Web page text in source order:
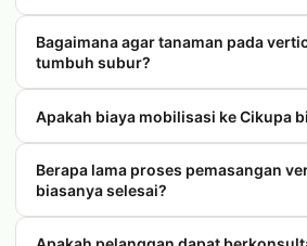
Bagaimana agar tanaman pada
tumbuh subur?
Apakah biaya mobilisasi ke Cikupa
Berapa lama proses pemasangan
biasanya selesai?